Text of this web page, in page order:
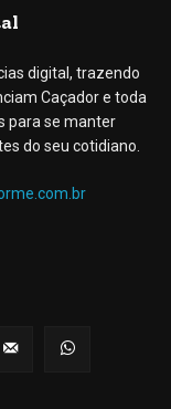
digital, trazendo
Caçador e toda
para se manter
do seu cotidiano.